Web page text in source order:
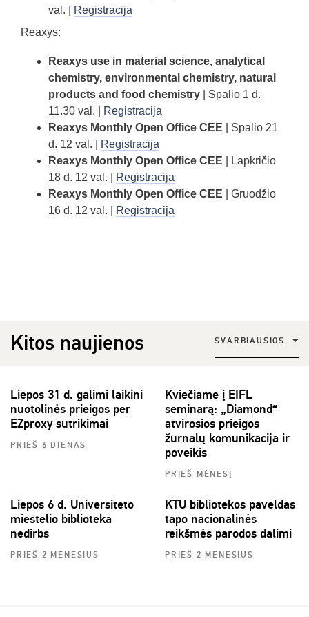
val. |
Registracija
Reaxys:
Reaxys use in material science, analytical
chemistry, environmental chemistry, natural
products and food chemistry | Spalio 1 d.
11.30 val. |
Registracija
Reaxys Monthly Open Office CEE | Spalio 21
d. 12 val. |
Registracija
Reaxys Monthly Open Office CEE | Lapkričio
18 d. 12 val. |
Registracija
Reaxys Monthly Open Office CEE | Gruodžio
16 d. 12 val. |
Registracija
Kitos naujienos SVARBIAUSIOS
Liepos 31 d. galimi laikini
nuotolinės prieigos per
EZproxy sutrikimai
PRIEŠ 6 DIENAS
Kviečiame į EIFL
seminarą: „Diamond“
atvirosios prieigos
žurnalų komunikacija ir
poveikis
PRIEŠ MĖNESĮ
Liepos 6 d. Universiteto
miestelio biblioteka
nedirbs
PRIEŠ 2 MĖNESIUS
KTU bibliotekos paveldas
tapo nacionalinės
reikšmės parodos dalimi
PRIEŠ 2 MĖNESIUS